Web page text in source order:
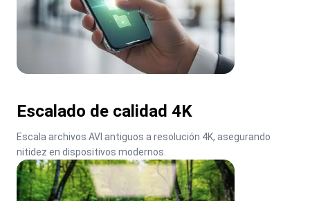
Escalado de calidad 4K
Escala archivos AVI antiguos a resolución 4K, asegurando
nitidez en dispositivos modernos.